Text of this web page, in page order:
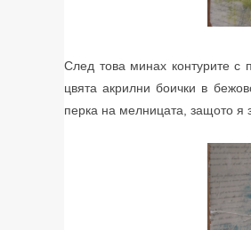
След това минах контурите с
цвята акрилни боички в
перка на мелницата, защото я